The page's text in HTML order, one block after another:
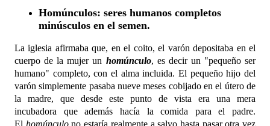
Homúnculos: seres humanos completos
minúsculos en el semen.
La iglesia afirmaba que, en el coito, el varón depositaba en el
cuerpo de la mujer un homúnculo, es decir un "pequeño ser
humano" completo, con el alma incluida. El pequeño hijo del
varón simplemente pasaba nueve meses cobijado en el útero de
la madre, que desde este punto de vista era una mera
incubadora que además hacía la comida para el padre.
El homúnculono estaría realmente a salvo hasta pasar otra vez